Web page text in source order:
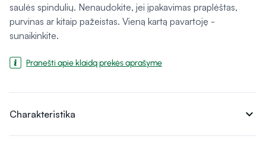
saulės spindulių. Nenaudokite, jei įpakavimas praplėštas,
purvinas ar kitaip pažeistas. Vieną kartą pavartoję -
sunaikinkite.
Pranešti apie klaidą prekės aprašyme
Charakteristika expand_more